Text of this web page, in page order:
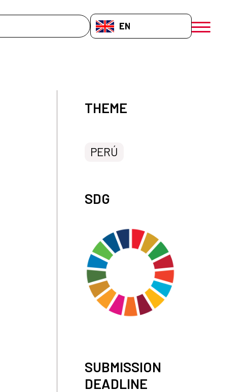
EN-GB
menú móvil
THEME
PERÚ
SDG
SUBMISSION
DEADLINE